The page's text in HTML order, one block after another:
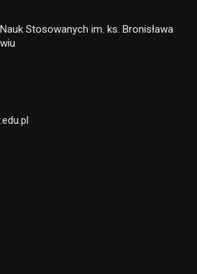
Stosowanych im. ks. Bronisława